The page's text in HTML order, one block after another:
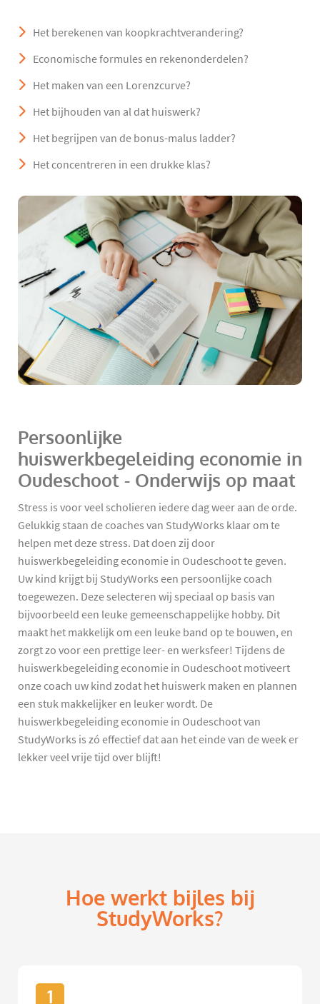
Het berekenen van koopkrachtverandering?
Economische formules en rekenonderdelen?
Het maken van een Lorenzcurve?
Het bijhouden van al dat huiswerk?
Het begrijpen van de bonus-malus ladder?
Het concentreren in een drukke klas?
Persoonlijke
huiswerkbegeleiding economie in
Oudeschoot - Onderwijs op maat
Stress is voor veel scholieren iedere dag weer aan de orde.
Gelukkig staan de coaches van StudyWorks klaar om te
helpen met deze stress. Dat doen zij door
huiswerkbegeleiding economie in Oudeschoot te geven.
Uw kind krijgt bij StudyWorks een persoonlijke coach
toegewezen. Deze selecteren wij speciaal op basis van
bijvoorbeeld een leuke gemeenschappelijke hobby. Dit
maakt het makkelijk om een leuke band op te bouwen, en
zorgt zo voor een prettige leer- en werksfeer! Tijdens de
huiswerkbegeleiding economie in Oudeschoot motiveert
onze coach uw kind zodat het huiswerk maken en plannen
een stuk makkelijker en leuker wordt. De
huiswerkbegeleiding economie in Oudeschoot van
StudyWorks is zó effectief dat aan het einde van de week er
lekker veel vrije tijd over blijft!
Hoe werkt bijles bij
StudyWorks?
1